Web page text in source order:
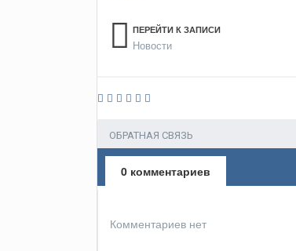
ПЕРЕЙТИ К ЗАПИСИ
Новости
ОБРАТНАЯ СВЯЗЬ
0 комментариев
Комментариев нет